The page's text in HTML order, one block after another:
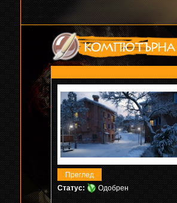
Статус: Одобрен